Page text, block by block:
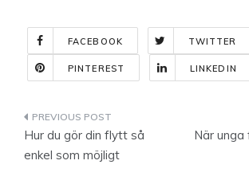
FACEBOOK TWITTER
PINTEREST LINKEDIN
Indlægsnavigation
Hur du gör din flytt så
enkel som möjligt
När